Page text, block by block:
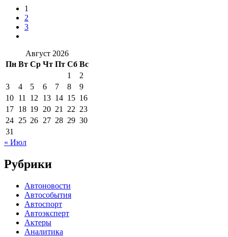
1
2
3
Август 2026
Пн Вт Ср Чт Пт Сб Вс
1
2
3
4 5 6 7 8
9
10 11 12 13 14 15 16
17 18 19 20 21 22 23
24 25 26 27 28 29 30
31
« Июл
Рубрики
Автоновости
Автособытия
Автоспорт
Автоэксперт
Актеры
Аналитика